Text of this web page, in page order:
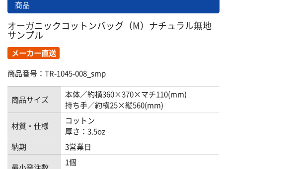
商品
オーガニックコットンバッグ（M）ナチュラル無地
サンプル
メーカー直送
商品番号：TR-1045-008_smp
商品サイズ
本体／約横360×370×マチ110(mm)
持ち手／約横25×縦560(mm)
材質・仕様
コットン
厚さ：3.5oz
納期
3営業日
1個